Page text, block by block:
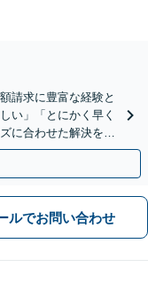
請求に豊富な経験と
い」「とにかく早く
に合わせた解決を目
ルでお問い合わせ